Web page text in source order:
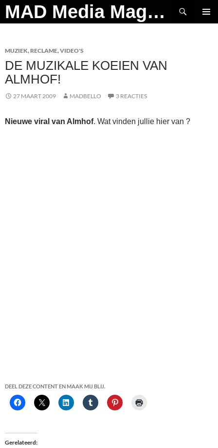
Ga
naar
MAD Media Magazine
Zoeken
MUZIEK,RECLAME,VIDEO'S
DE MUZIKALE KOEIEN VAN
ALMHOF!
27 MAART 2009 MADBELLO 3 REACTIES
Nieuwe viral van Almhof. Wat vinden jullie hier van ?
DEEL DEZE CONTENT EN MAAK MIJ BLIJ.
Gerelateerd